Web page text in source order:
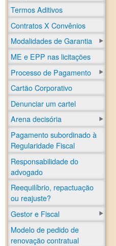
Termos Aditivos
Contratos X Convênios
Modalidades de Garantia
ME e EPP nas licitações
Processo de Pagamento
Cartão Corporativo
Denunciar um cartel
Arena decisória
Pagamento subordinado à
Regularidade Fiscal
Responsabilidade do
advogado
Reequilíbrio, repactuação
ou reajuste?
Gestor e Fiscal
Modelo de pedido de
renovação contratual